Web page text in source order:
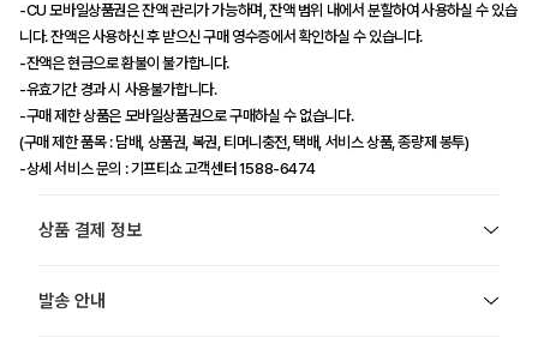
-CU 모바일상품권은 잔액 관리가 가능하며, 잔액 범위 내에서 분할하여 사용하실 수 있습
니다. 잔액은 사용하신 후 받으신 구매 영수증에서 확인하실 수 있습니다.
-잔액은 현금으로 환불이 불가합니다.
-유효기간 경과 시 사용불가합니다.
-구매 제한 상품은 모바일상품권으로 구매하실 수 없습니다.
(구매 제한 품목 : 담배, 상품권, 복권, 티머니충전, 택배, 서비스 상품, 종량제 봉투)
-상세 서비스 문의 : 기프티쇼 고객센터 1588-6474
상품 결제 정보
발송 안내